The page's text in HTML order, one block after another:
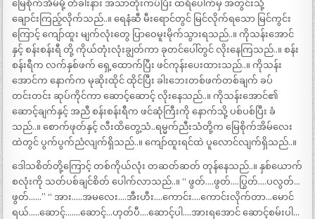
မြေစိုက်အိမ်မို့ တံခါးနား အသာတိုးကပ်ပြီး ထရံပေါက်မှ အတွင်းသို့
ချောင်းကြည့်လိုက်သည်..။ ရေနံဆီ မီးရောင်တွင် မြင်လိုက်ရသော မြင်ကွင်း
ကြောင့် ကျော်ထူး မျက်လုံးတွေ ပြာဝေမူးမိုက်သွားရသည်..။ ကိုသန်းအောင်
နှင့် စန်းစန်းရီ တို့ ကိုယ်တုံးလုံးချွတ်ကာ ခုတင်ပေါ်တွင် လိုးနေကြသည်..။ စန်း
စန်းရီက လက်နှစ်ဖက် ရှေ့ထောက်ပြီး ဖင်ကုန်းပေးထားသည်..။ ကိုသန်း
အောင်က နောက်က မုဆိုးထိုင် ထိုင်ပြီး ခါးဘေးတစ်ဖက်တစ်ချက် ခပ်
တင်းတင်း ဆုပ်ကိုင်ကာ ဆောင့်ဆောင့် လိုးနေသည်..။ ကိုသန်းအောင်၏
ဆောင့်ချက်နှင့် အညီ စန်းစန်းရီက ဖင်ဆုံကြီးကို နောက်သို့ ပစ်ပစ်ပြီး ခံ
သည်..။ စောက်ဖုတ်နှင့် လီးထိတွေ့သံ..ရမ္မက်ညီးသံတို့က မြေစိုက်အိမ်လေး
ထဲတွင် ပွက်ပွက်ညံလျက်ရှိသည်..။ ကျော်ထူးရင်ထဲ ပူလောင်လျက်ရှိသည်..။
ဒေါသစိတ်တို့ကြောင့် တစ်ကိုယ်လုံး တဆတ်ဆတ် တုန်နေသည်..။ နှစ်ယောက်
စလုံးကို သတ်ပစ်ချင်စိတ် ပေါက်လာသည်..။ “ ဖွတ်….ဖွတ်….ပြွတ်….ပလွတ်…
ဖွတ်……” “ အား…..အမလေး….အီးဟီး….ကောင်း….ကောင်းလိုက်တာ…မောင်
ရယ်…..ဆောင့်…….ဆောင့်…ဟုတ်ပီ….ဆောင့်ပါ….အားရအောင် ဆောင့်စမ်းပါ…